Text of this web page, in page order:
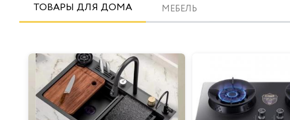
ТОВАРЫ ДЛЯ ДОМА МЕБЕЛЬ